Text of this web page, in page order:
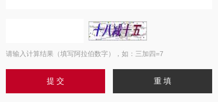
请输入计算结果（填写阿拉伯数字），如：三加四=7